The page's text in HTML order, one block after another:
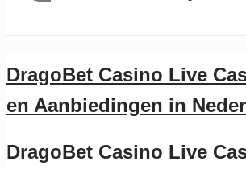
DragoBet Casino Live
en Aanbiedingen in
DragoBet Casino Live